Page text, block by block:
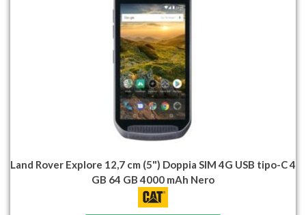
Land Rover Explore 12,7 cm (5") Doppia SIM 4G USB tipo-C 4
GB 64 GB 4000 mAh Nero